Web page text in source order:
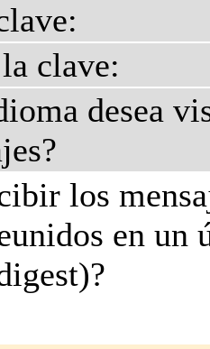
clave:
desea
los
en un